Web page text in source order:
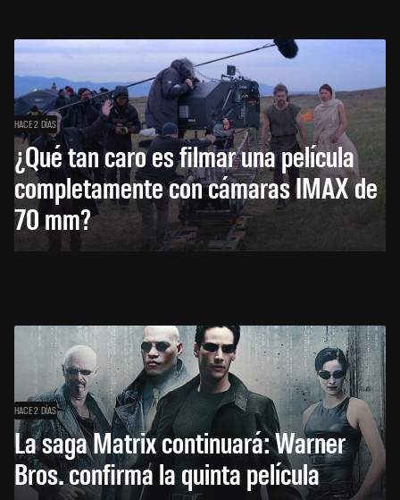
HACE 2 DÍAS
¿Qué tan caro es filmar una película
completamente con cámaras IMAX de
70 mm?
HACE 2 DÍAS
La saga Matrix continuará: Warner
Bros. confirma la quinta película